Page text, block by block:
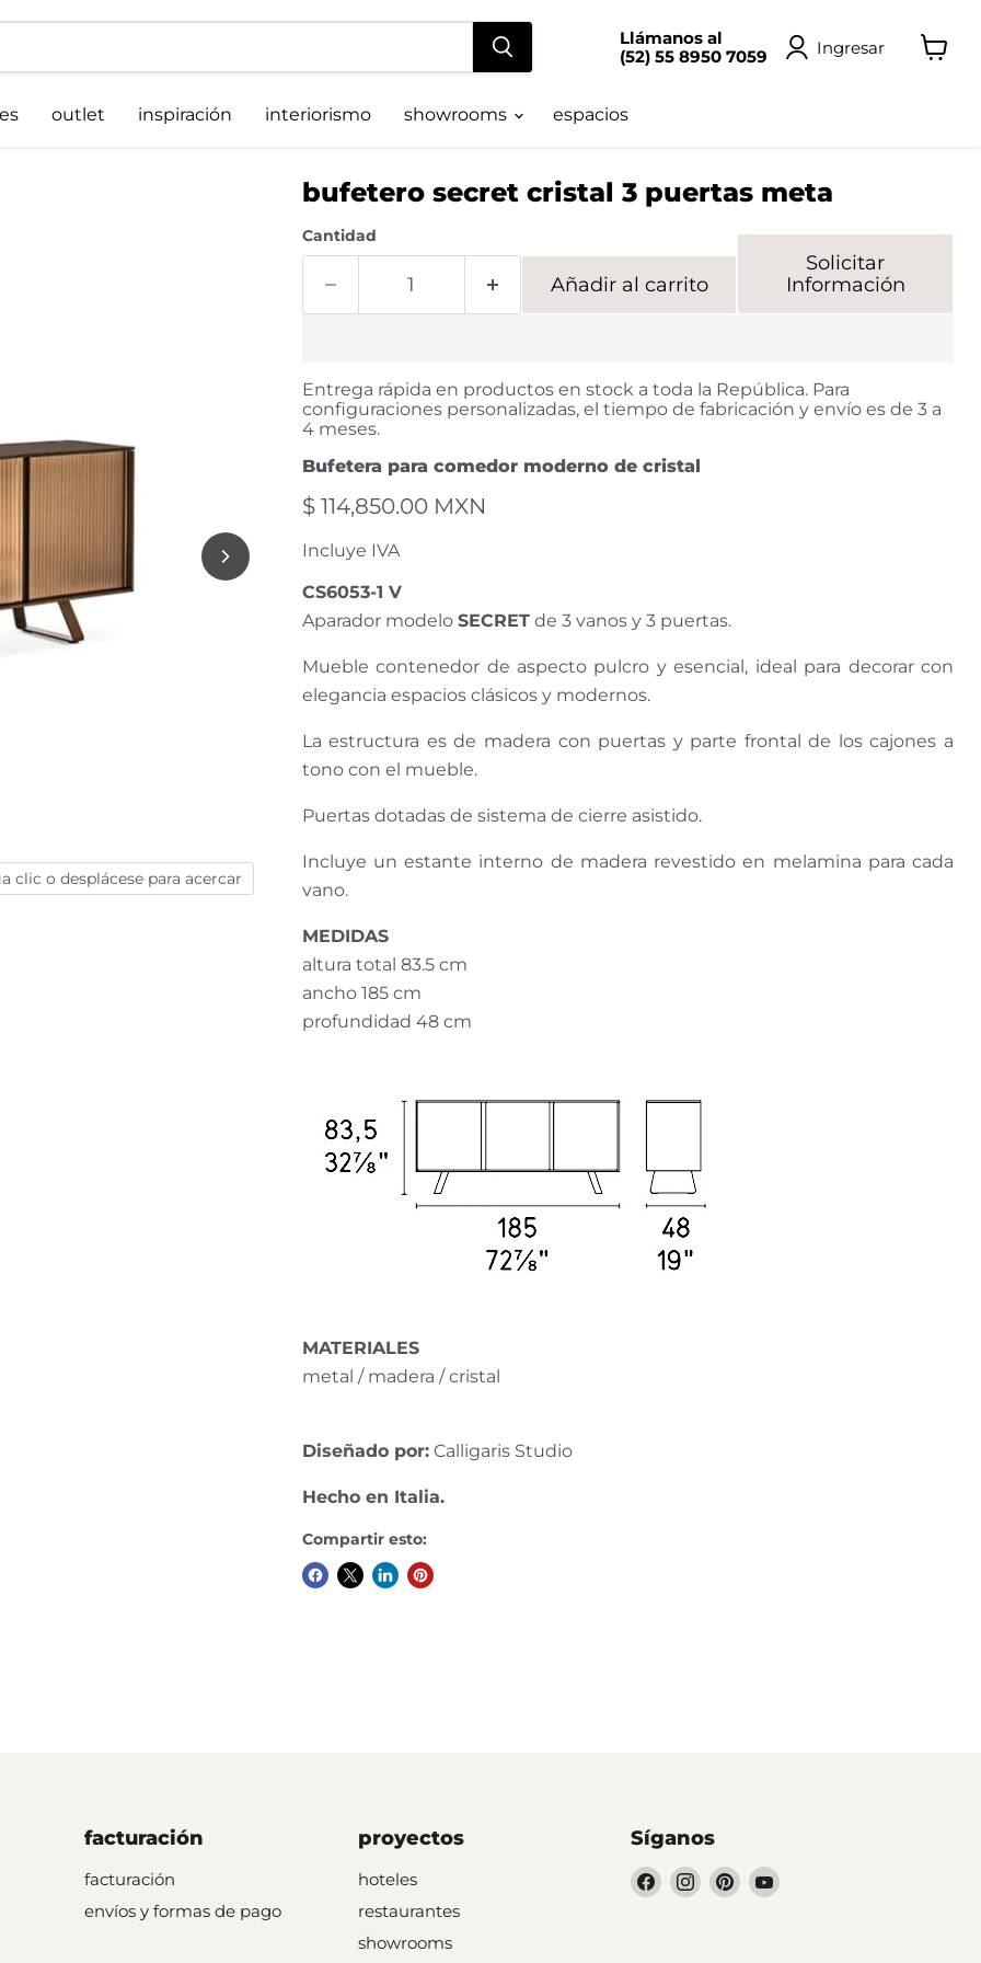
Llámanos al
(52) 55 8950 7059
Ingresar
outlet inspiración interiorismo showrooms espacios
clic o desplácese para acercar
bufetero secret cristal 3 puertas meta
Cantidad
Añadir al carrito
Solicitar
Información
Entrega rápida en productos en stock a toda la República. Para
configuraciones personalizadas, el tiempo de fabricación y envío es de 3 a
4 meses.
Bufetera para comedor moderno de cristal
Precio actual
$ 114,850.00 MXN
Incluye IVA
CS6053-1 V
Aparador modelo SECRETde 3 vanos y 3 puertas.
Mueble contenedor de aspecto pulcro y esencial, ideal para decorar con
elegancia espacios clásicos y modernos.
La estructura es de madera con puertas y parte frontal de los cajones a
tono con el mueble.
Puertas dotadas de sistema de cierre asistido.
Incluye un estante interno de madera revestido en melamina para cada
vano.
MEDIDAS
altura total 83.5 cm
ancho 185 cm
profundidad 48 cm
MATERIALES
metal / madera / cristal
Diseñado por: Calligaris Studio
Hecho en Italia.
Compartir esto:
facturación
facturación
envíos y formas de pago
proyectos
hoteles
restaurantes
showrooms
Síganos
Encuéntrenos
Encuéntrenos
Encuéntrenos
Encuéntrenos